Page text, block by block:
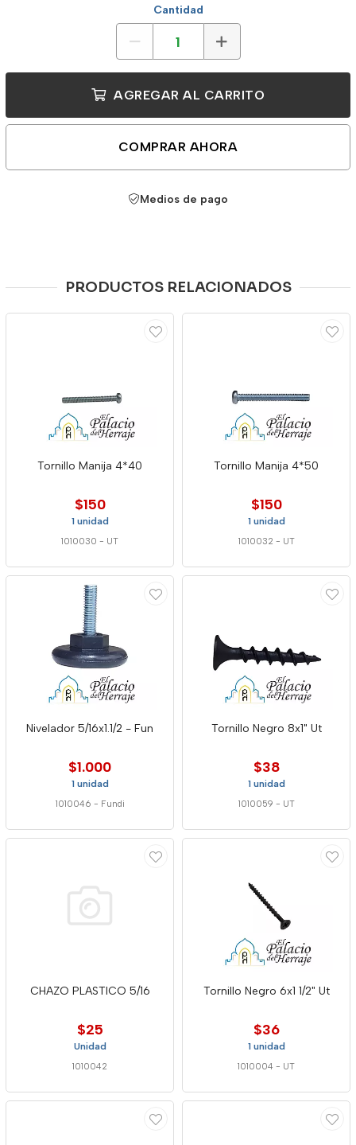
Cantidad
AGREGAR AL CARRITO
COMPRAR AHORA
Medios de pago
PRODUCTOS RELACIONADOS
Tornillo Manija 4*40
$150
1 unidad
1010030 - UT
Tornillo Manija 4*50
$150
1 unidad
1010032 - UT
Nivelador 5/16x1.1/2 - Fun
$1.000
1 unidad
1010046 - Fundi
Tornillo Negro 8x1" Ut
$38
1 unidad
1010059 - UT
CHAZO PLASTICO 5/16
$25
Unidad
1010042
Tornillo Negro 6x1 1/2" Ut
$36
1 unidad
1010004 - UT